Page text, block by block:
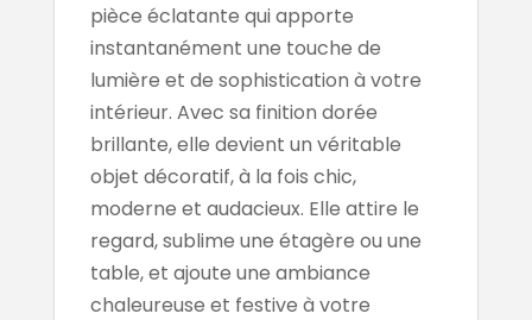
pièce éclatante qui apporte
instantanément une touche de
lumière et de sophistication à votre
intérieur. Avec sa finition dorée
brillante, elle devient un véritable
objet décoratif, à la fois chic,
moderne et audacieux. Elle attire le
regard, sublime une étagère ou une
table, et ajoute une ambiance
chaleureuse et festive à votre